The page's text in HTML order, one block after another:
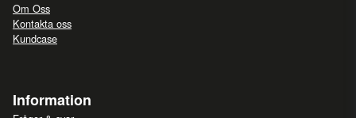
Om Oss
Kontakta oss
Kundcase
Information